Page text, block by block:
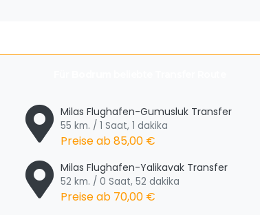
Milas Flughafen-Gumusluk Transfer
55 km. / 1 Saat, 1 dakika
Preise ab85,00 €
Milas Flughafen-Yalikavak Transfer
52 km. / 0 Saat, 52 dakika
Preise ab 70,00 €